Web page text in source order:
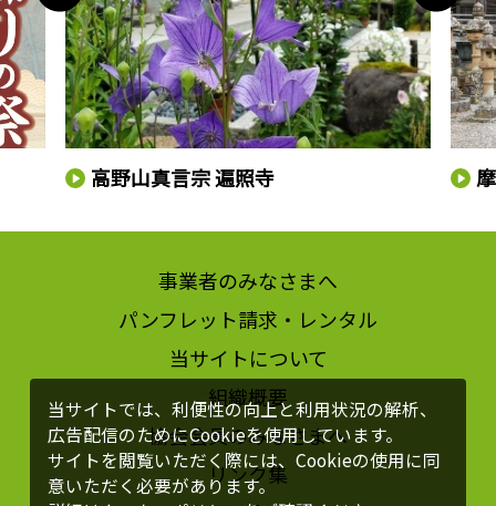
高野山真言宗 遍照寺
事業者のみなさまへ
パンフレット請求・レンタル
当サイトについて
組織概要
協会会員のみなさまへ
リンク集
当サイトでは、利便性の向上と利用状況の解析、
広告配信のためにCookieを使用しています。
サイトを閲覧いただく際には、Cookieの使用に同
意いただく必要があります。